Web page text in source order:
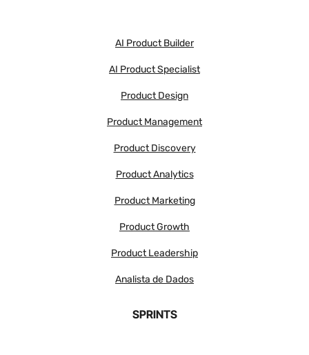
AI Product Builder
AI Product Specialist
Product Design
Product Management
Product Discovery
Product Analytics
Product Marketing
Product Growth
Product Leadership
Analista de Dados
SPRINTS